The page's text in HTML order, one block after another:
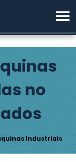
no
Industriais